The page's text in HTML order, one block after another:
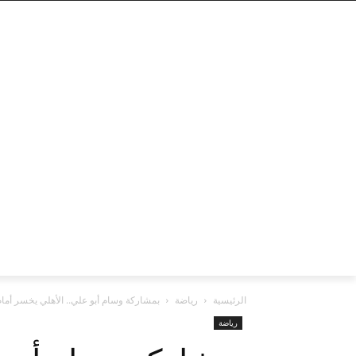
الرئيسية رياضة بمشاركة وسام أبو علي.. الأهلي يخسر
رياضة